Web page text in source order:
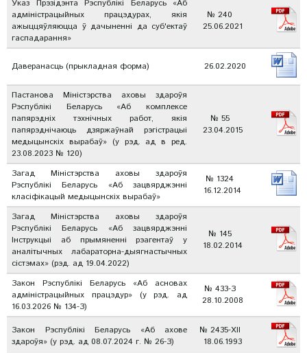
Указ Прэзідэнта Рэспублікі Беларусь «Аб
адміністрацыйных працэдурах, якія
ажыццяўляюцца ў дачыненні да суб'ектаў
гаспадарання»
№ 240
25.06.2021
Даверанасць (прыкладная форма) 26.02.2020
Пастанова Міністэрства аховы здароўя
Рэспублікі Беларусь «Аб комплексе
папярэдніх тэхнічных работ, якія
папярэднічаюць дзяржаўнай рэгістрацыі
медыцынскіх вырабаў» (у рэд. ад в ред.
23.08.2023 № 120)
№ 55
23.04.2015
Загад Міністэрства аховы здароўя
Рэспублікі Беларусь «Аб зацвярджэнні
класіфікацый медыцынскіх вырабаў»
№ 1324
16.12.2014
Загад Міністэрства аховы здароўя
Рэспублікі Беларусь «Аб зацвярджэнні
Інструкцыі аб прымяненні рэагентаў у
аналітычных лабараторна-дыягнастычных
сістэмах» (рэд. ад 19.04.2022)
№ 145
18.02.2014
Закон Рэспублікі Беларусь «Аб асновах
адміністрацыйных працэдур» (у рэд. ад
16.03.2026 № 134-З)
№ 433-З
28.10.2008
Закон Рэспублікі Беларусь «Аб ахове
здароўя» (у рэд. ад 08.07.2024 г. № 26-З)
№ 2435-XII
18.06.1993